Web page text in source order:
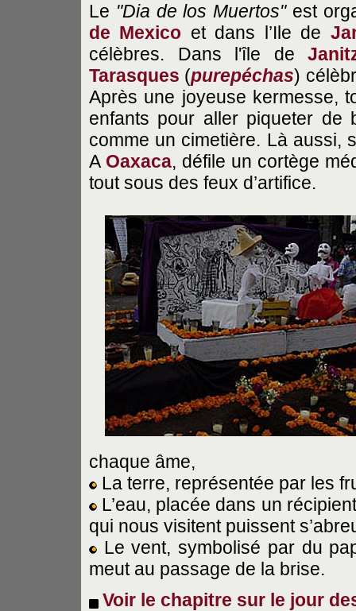
Le "Dia de los Muertos"est
de Mexico et dans l’Ile de
célèbres. Dans l'île de
Tarasques (purepéchas)
Après une joyeuse kermesse,
enfants pour aller piqueter de
comme un cimetière. Là aussi,
A Oaxaca, défile un cortège
tout sous des feux d’artifice.
chaque âme,
La terre, représentée par les
L’eau, placée dans un
qui nous visitent puissent
Le vent, symbolisé par du
meut au passage de la brise.
Voir le chapitre sur le jour